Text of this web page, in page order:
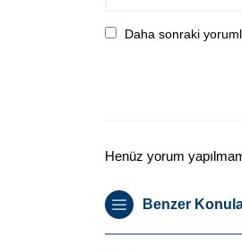
Daha sonraki
Henüz yorum
Benzer